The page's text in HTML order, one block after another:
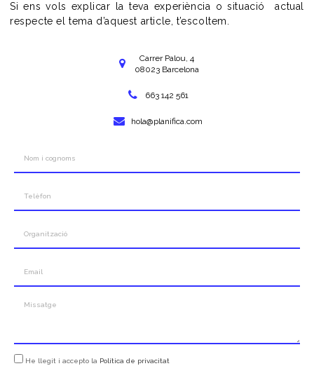
Si ens vols explicar la teva experiència o situació actual
respecte el tema d’aquest article, t’escoltem.
Carrer Palou, 4
08023 Barcelona
663 142 561
hola@planifica.com
He llegit i accepto la Política de privacitat